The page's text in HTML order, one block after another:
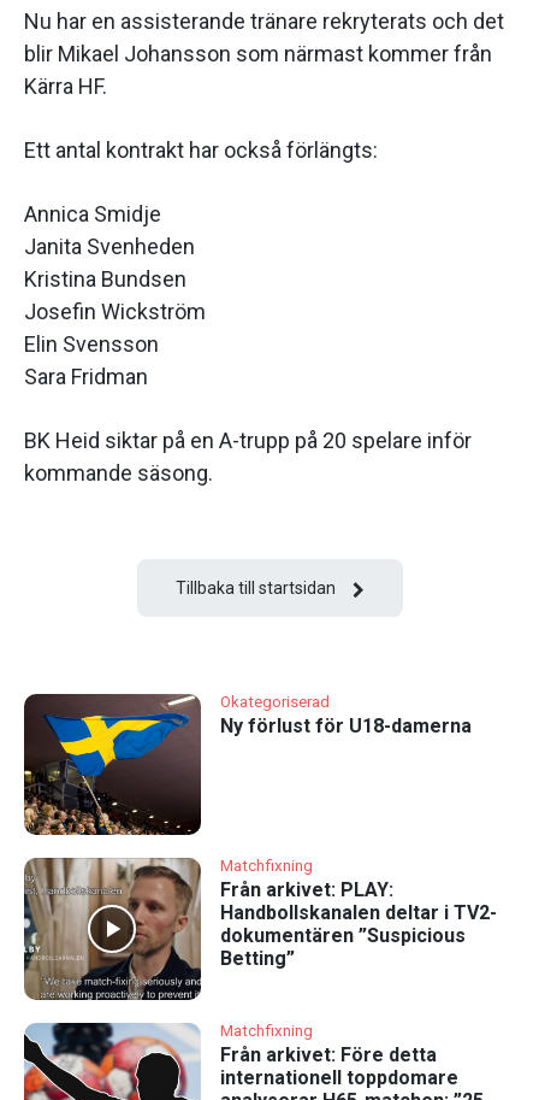
Nu har en assisterande tränare rekryterats och det
blir Mikael Johansson som närmast kommer från
Kärra HF.
Ett antal kontrakt har också förlängts:
Annica Smidje
Janita Svenheden
Kristina Bundsen
Josefin Wickström
Elin Svensson
Sara Fridman
BK Heid siktar på en A-trupp på 20 spelare inför
kommande säsong.
Tillbaka till startsidan
Okategoriserad
Ny förlust för U18-damerna
Matchfixning
Från arkivet: PLAY:
Handbollskanalen deltar i TV2-
dokumentären ”Suspicious
Betting”
Matchfixning
Från arkivet: Före detta
internationell toppdomare